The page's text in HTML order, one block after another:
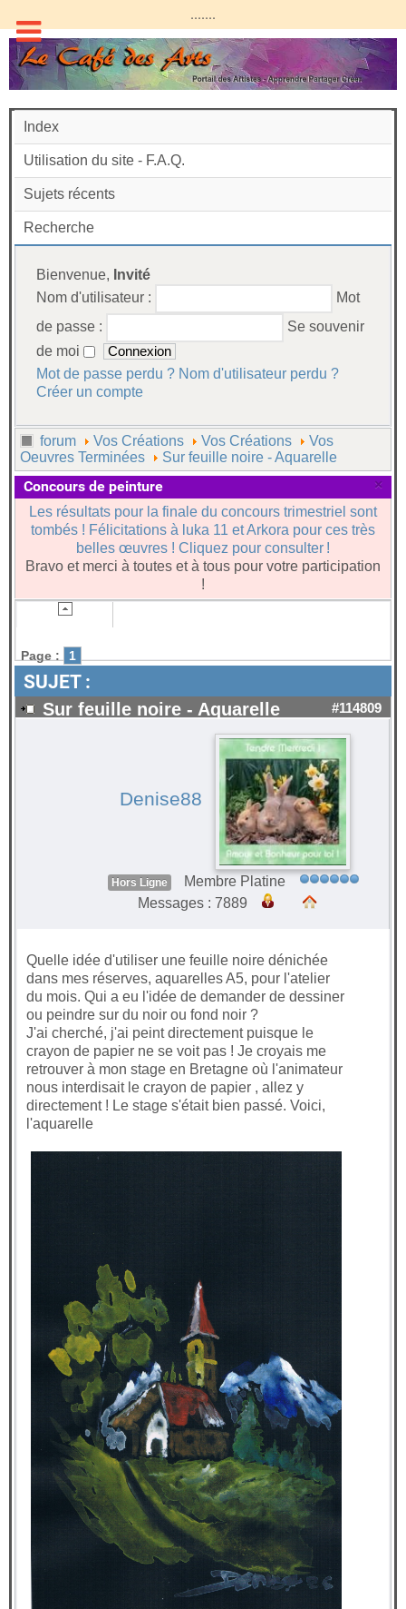
.......
Index
Utilisation du site - F.A.Q.
Sujets récents
Recherche
Bienvenue, Invité
Nom d'utilisateur :
Mot
de passe :
Se souvenir
de moi
Mot de passe perdu ? Nom d'utilisateur perdu ?
Créer un compte
forum Vos Créations Vos Créations
Vos
Oeuvres Terminées
Sur feuille noire - Aquarelle
×
Concours de peinture
Les résultats pour la finale du concours trimestriel sont
tombés ! Félicitations à luka 11 et Arkora pour ces très
belles œuvres ! Cliquez pour consulter !
Bravo et merci à toutes et à tous pour votre participation
!
Page : 1
SUJET :
Sur feuille noire - Aquarelle #114809
Denise88
Hors Ligne
Membre Platine
Messages : 7889
Quelle idée d'utiliser une feuille noire dénichée
dans mes réserves, aquarelles A5, pour l'atelier
du mois. Qui a eu l'idée de demander de dessiner
ou peindre sur du noir ou fond noir ?
J'ai cherché, j'ai peint directement puisque le
crayon de papier ne se voit pas ! Je croyais me
retrouver à mon stage en Bretagne où l'animateur
nous interdisait le crayon de papier , allez y
directement ! Le stage s'était bien passé. Voici,
l'aquarelle